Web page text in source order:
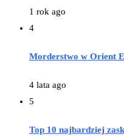
1 rok ago
4
Morderstwo w Orient
4 lata ago
5
Top 10 najbardziej